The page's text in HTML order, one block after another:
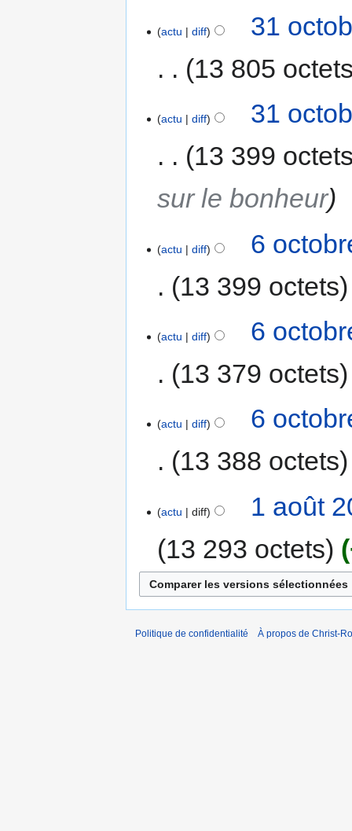
actu diff
31
13 805
actu diff
31
13 399
sur le bonheur
actu diff
6
13 399 octets
actu diff
6
13 379 octets
actu diff
6
13 388 octets
actu diff
1 août
13 293 octets
Politique de confidentialité À propos de Christ-